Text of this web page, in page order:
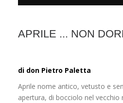
APRILE ... NON
di don Pietro Paletta
Aprile nome antico, vetusto e
apertura, di bocciolo nel vecchio